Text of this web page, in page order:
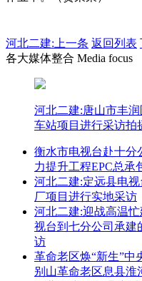
河北二建: 上一条 返回列表
各大媒体整合 Media focus
河北二建:唐山市丰
车站项目进行采访拍
衡水市电视台赴十分
力提升工程EPC总承
河北二建:定远县电
厂项目进行实地采访
河北二建:迎战高温
视台到七分公司承建
访
革命老区焕“新生”中
别山革命老区息县淮